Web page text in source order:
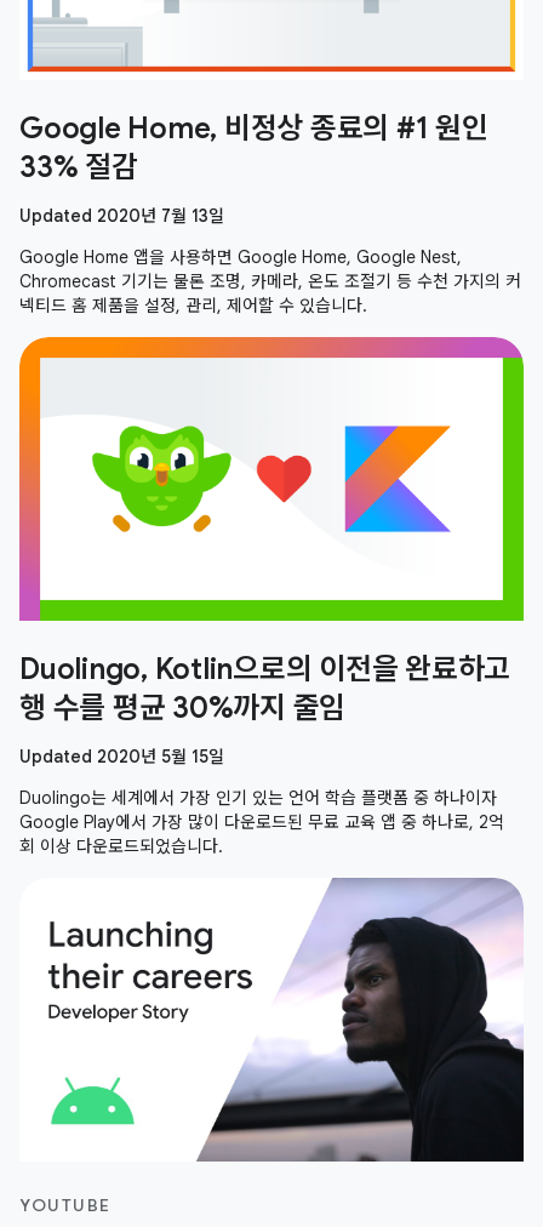
Google Home, 비정상 종료의 #1 원인
33% 절감
Updated 2020년 7월 13일
Google Home 앱을 사용하면 Google Home, Google Nest,
Chromecast 기기는 물론 조명, 카메라, 온도 조절기 등 수천 가지의 커
넥티드 홈 제품을 설정, 관리, 제어할 수 있습니다.
Duolingo, Kotlin으로의 이전을 완료하고
행 수를 평균 30%까지 줄임
Updated 2020년 5월 15일
Duolingo는 세계에서 가장 인기 있는 언어 학습 플랫폼 중 하나이자
Google Play에서 가장 많이 다운로드된 무료 교육 앱 중 하나로, 2억
회 이상 다운로드되었습니다.
YOUTUBE